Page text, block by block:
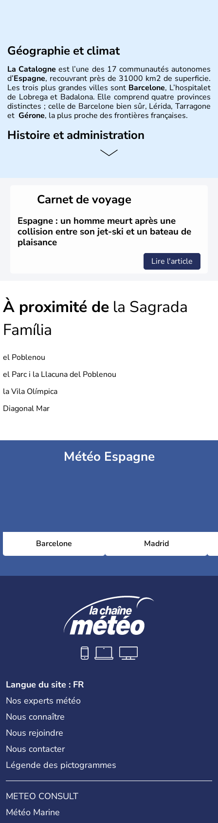
Géographie et climat
La Catalogne est l’une des 17 communautés autonomes
d’Espagne, recouvrant près de 31000 km2 de superficie.
Les trois plus grandes villes sont Barcelone, L’hospitalet
de Lobrega et Badalona. Elle comprend quatre provinces
distinctes ; celle de Barcelone bien sûr, Lérida, Tarragone
et Gérone, la plus proche des frontières françaises.
Histoire et administration
FC Barceloneest l’une des fiertés de la
catalans lors de fêtes souvent colorées.
Carnet de voyage
Espagne : un homme meurt après une
collision entre son jet-ski et un bateau de
plaisance
Lire l'article
À proximité de la Sagrada
Família
el Poblenou
el Parc i la Llacuna del Poblenou
la Vila Olímpica
Diagonal Mar
Météo Espagne
Barcelone Madrid
Langue du site : FR
Nos experts météo
Nous connaître
Nous rejoindre
Nous contacter
Légende des pictogrammes
METEO CONSULT
Météo Marine